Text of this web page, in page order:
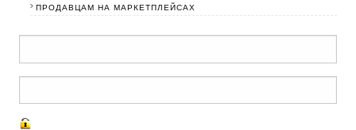
ПРОДАВЦАМ НА МАРКЕТПЛЕЙСАХ